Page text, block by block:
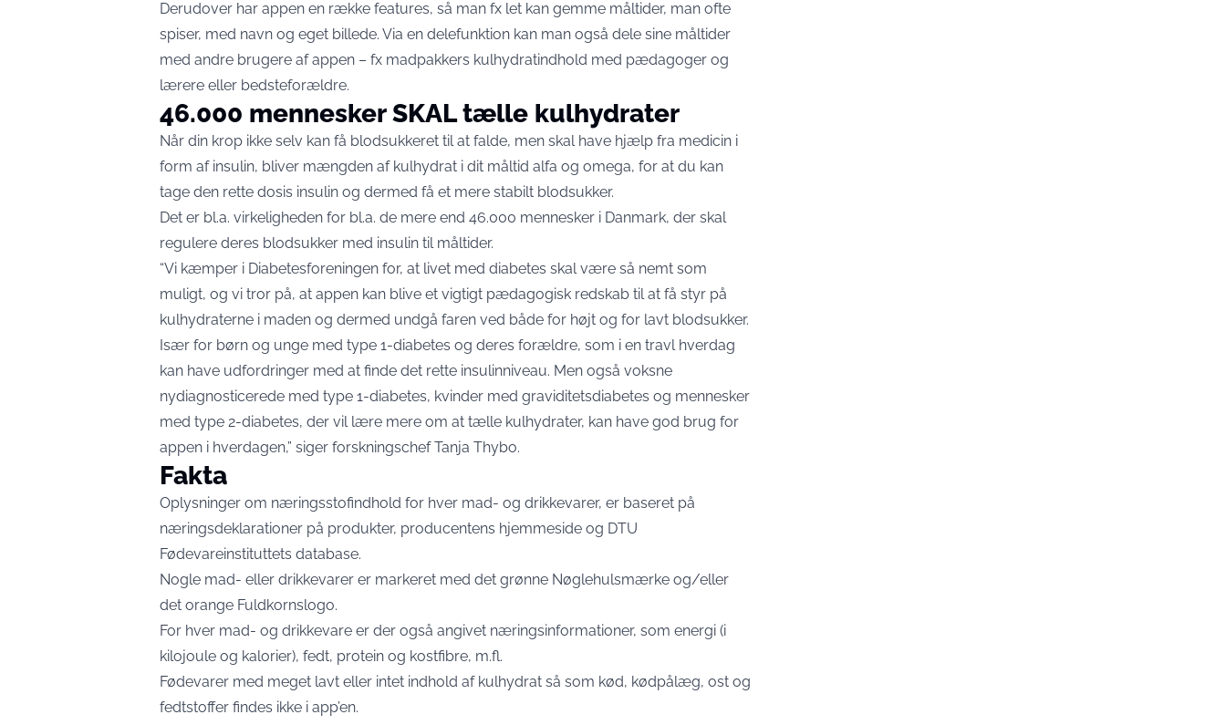
Derudover har appen en række features, så man fx let kan gemme måltider, man ofte
spiser, med navn og eget billede. Via en delefunktion kan man også dele sine måltider
med andre brugere af appen – fx madpakkers kulhydratindhold med pædagoger og
lærere eller bedsteforældre.
46.000 mennesker SKAL tælle kulhydrater
Når din krop ikke selv kan få blodsukkeret til at falde, men skal have hjælp fra medicin i
form af insulin, bliver mængden af kulhydrat i dit måltid alfa og omega, for at du kan
tage den rette dosis insulin og dermed få et mere stabilt blodsukker.
Det er bl.a. virkeligheden for bl.a. de mere end 46.000 mennesker i Danmark, der skal
regulere deres blodsukker med insulin til måltider.
“Vi kæmper i Diabetesforeningen for, at livet med diabetes skal være så nemt som
muligt, og vi tror på, at appen kan blive et vigtigt pædagogisk redskab til at få styr på
kulhydraterne i maden og dermed undgå faren ved både for højt og for lavt blodsukker.
Især for børn og unge med type 1-diabetes og deres forældre, som i en travl hverdag
kan have udfordringer med at finde det rette insulinniveau. Men også voksne
nydiagnosticerede med type 1-diabetes, kvinder med graviditetsdiabetes og mennesker
med type 2-diabetes, der vil lære mere om at tælle kulhydrater, kan have god brug for
appen i hverdagen,” siger forskningschef Tanja Thybo.
Fakta
Oplysninger om næringsstofindhold for hver mad- og drikkevarer, er baseret på
næringsdeklarationer på produkter, producentens hjemmeside og DTU
Fødevareinstituttets database.
Nogle mad- eller drikkevarer er markeret med det grønne Nøglehulsmærke og/eller
det orange Fuldkornslogo.
For hver mad- og drikkevare er der også angivet næringsinformationer, som energi (i
kilojoule og kalorier), fedt, protein og kostfibre, m.fl.
Fødevarer med meget lavt eller intet indhold af kulhydrat så som kød, kødpålæg, ost og
fedtstoffer findes ikke i app’en.